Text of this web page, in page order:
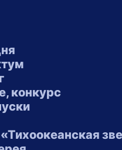
конкурс